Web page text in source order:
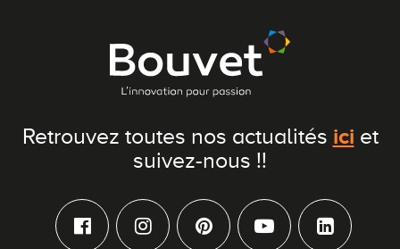
Retrouvez toutes nos actualités ici et
suivez-nous !!